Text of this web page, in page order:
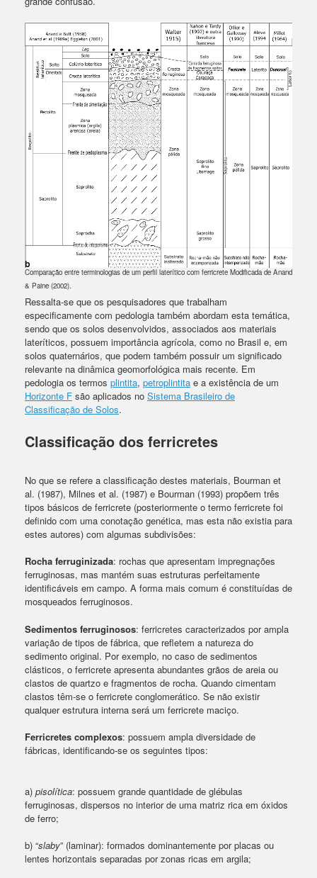
Comparação entre terminologias de um perfil laterítico com ferricrete Modificada de Anand
& Paine (2002).
Ressalta-se que os pesquisadores que trabalham
especificamente com pedologia também abordam esta temática,
sendo que os solos desenvolvidos, associados aos materiais
lateríticos, possuem importância agrícola, como no Brasil e, em
solos quaternários, que podem também possuir um significado
relevante na dinâmica geomorfológica mais recente. Em
pedologia os termos plintita, petroplintita e a existência de um
Horizonte F são aplicados no Sistema Brasileiro de
Classificação de Solos.
Classificação dos ferricretes
No que se refere a classificação destes materiais, Bourman et
al. (1987), Milnes et al. (1987) e Bourman (1993) propõem três
tipos básicos de ferricrete (posteriormente o termo ferricrete foi
definido com uma conotação genética, mas esta não existia para
estes autores) com algumas subdivisões:
Rocha ferruginizada: rochas que apresentam impregnações
ferruginosas, mas mantém suas estruturas perfeitamente
identificáveis em campo. A forma mais comum é constituídas de
mosqueados ferruginosos.
Sedimentos ferruginosos: ferricretes caracterizados por ampla
variação de tipos de fábrica, que refletem a natureza do
sedimento original. Por exemplo, no caso de sedimentos
clásticos, o ferricrete apresenta abundantes grãos de areia ou
clastos de quartzo e fragmentos de rocha. Quando cimentam
clastos têm-se o ferricrete conglomerático. Se não existir
qualquer estrutura interna será um ferricrete maciço.
Ferricretes complexos: possuem ampla diversidade de
fábricas, identificando-se os seguintes tipos:
a) pisolítica: possuem grande quantidade de glébulas
ferruginosas, dispersos no interior de uma matriz rica em óxidos
de ferro;
b) “slaby” (laminar): formados dominantemente por placas ou
lentes horizontais separadas por zonas ricas em argila;